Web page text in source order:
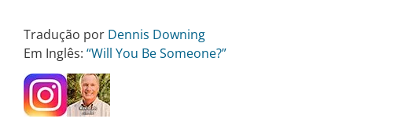
Tradução por Dennis Downing
Em Inglês: “Will You Be Someone?”